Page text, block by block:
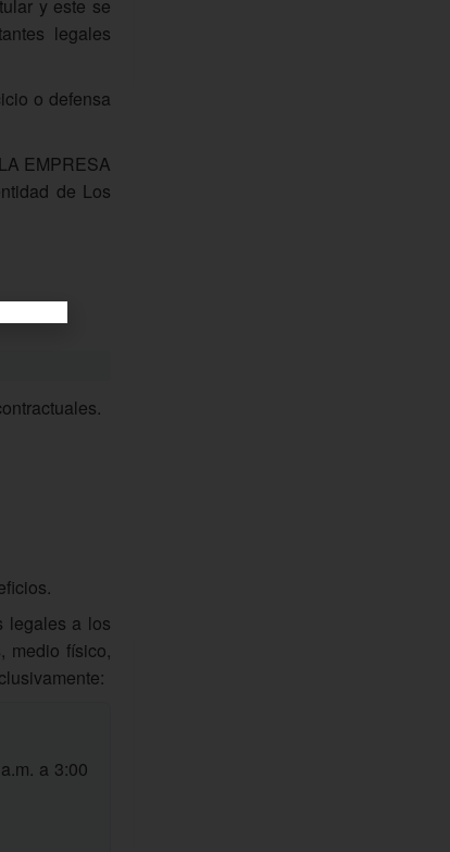
y este se
legales
o defensa
EMPRESA
de Los
legales a los
medio físico,
a 3:00